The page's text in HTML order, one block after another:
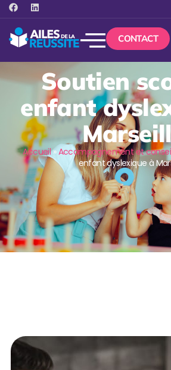
CONTACT
Soutien
enfant
Accueil»Accompagnement et
enfant dyslexique à